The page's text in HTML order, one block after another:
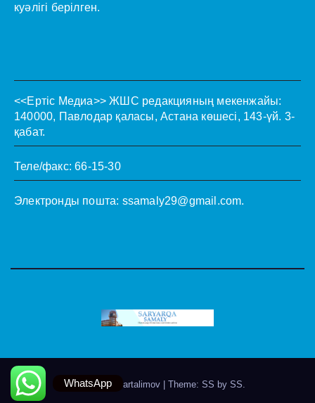
куәлігі берілген.
<<Ертіс Медиа>> ЖШС редакцияның мекенжайы:
140000, Павлодар қаласы, Астана көшесі, 143-үй. 3-
қабат.
Теле/факс: 66-15-30
Электронды пошта: ssamaly29@gmail.com.
Theme by @artalimov Theme: SS by SS.
WhatsApp